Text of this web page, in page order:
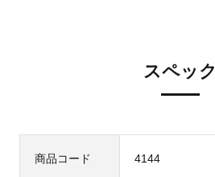
スペック
商品コード 4144